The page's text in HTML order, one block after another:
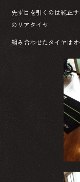
先ず目を引くのは純正
のリアタイヤ
組み合わせたタイヤは